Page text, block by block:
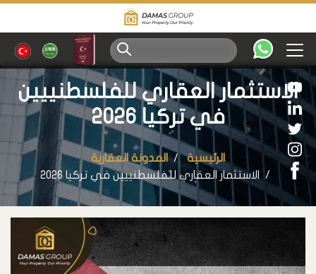
الاستثمار العقاري للفلسطنييين
في تركيا 2026
الرئيسية
المدونة العقارية
الاستثمار العقاري للفلسطنييين في تركيا 2026